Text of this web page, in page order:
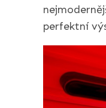
perfektní